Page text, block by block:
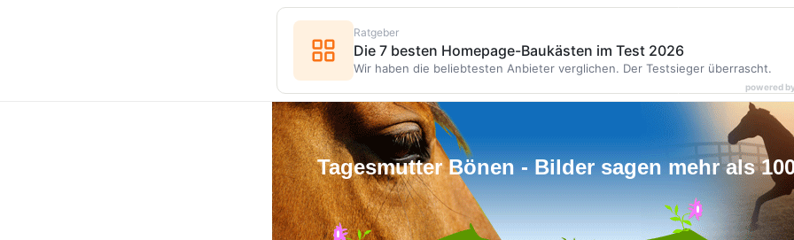
Tagesmutter Bönen - Bilder sagen mehr als
Ratgeber
Die 7 besten Homepage-Baukästen im Test 2026
Wir haben die beliebtesten Anbieter verglichen. Der Testsieger überrascht.
powered